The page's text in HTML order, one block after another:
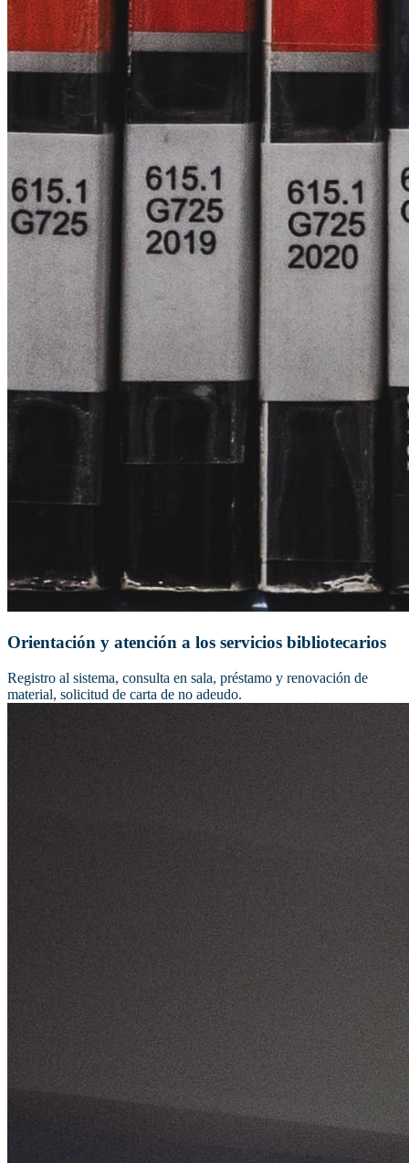
Orientación y atención a los servicios bibliotecarios
Registro al sistema, consulta en sala, préstamo y renovación de
material, solicitud de carta de no adeudo.